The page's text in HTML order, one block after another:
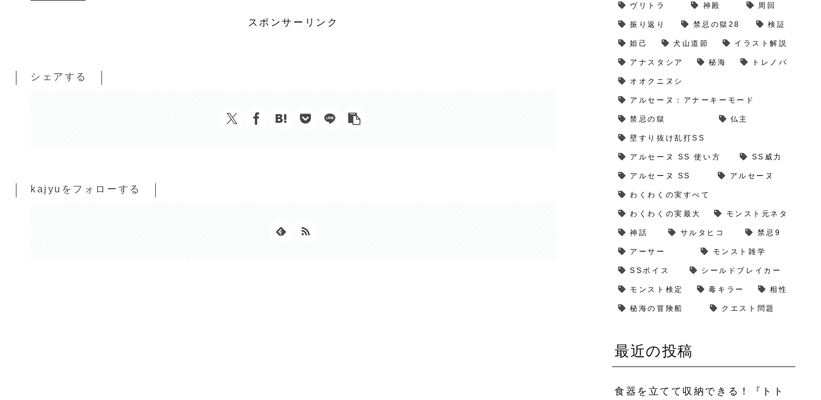
スポンサーリンク
シェアする
kajyuをフォローする
ヴリトラ 神殿 周回
振り返り 禁忌の獄28 検証
妲己 犬山道節 イラスト解説
アナスタシア 秘海 トレノバ
オオクニヌシ
アルセーヌ：アナーキーモード
禁忌の獄 仏主
壁すり抜け乱打SS
アルセーヌ SS 使い方 SS威力
アルセーヌ SS アルセーヌ
わくわくの実すべて
わくわくの実最大 モンスト元ネタ
神話 サルタヒコ 禁忌9
アーサー モンスト雑学
SSボイス シールドブレイカー
モンスト検定 毒キラー 相性
秘海の冒険船 クエスト問題
最近の投稿
食器を立てて収納できる！『トト